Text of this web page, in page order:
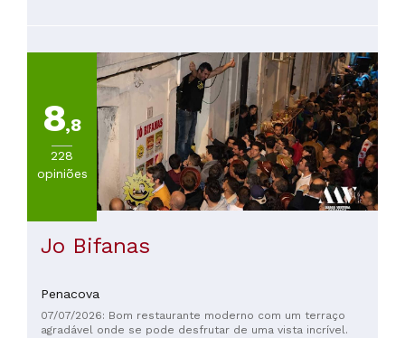
8,8
228
opiniões
Jo Bifanas
Penacova
07/07/2026: Bom restaurante moderno com um terraço
agradável onde se pode desfrutar de uma vista incrível.